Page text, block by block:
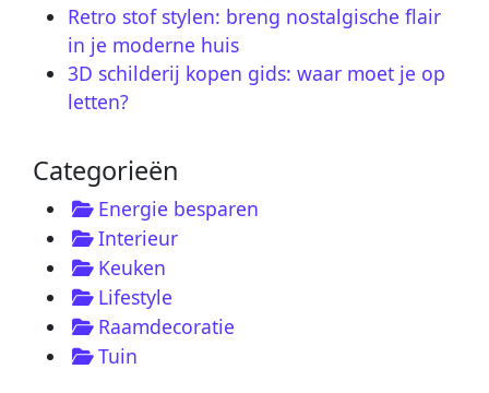
Retro stof stylen: breng nostalgische flair
in je moderne huis
3D schilderij kopen gids: waar moet je op
letten?
Categorieën
Energie besparen
Interieur
Keuken
Lifestyle
Raamdecoratie
Tuin